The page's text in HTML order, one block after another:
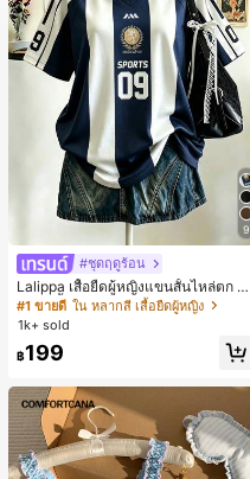
9
#ชุดฤดูร้อน
Lalippa เสื้อยืดผู้หญิงแขนสั้นไหล่ตก ค
อวีปกเสื้อ ลายพิมพ์ดิจิทัลลายทาง สไตล์
สปอร์ตแฟชั่นมินิมอล ของขวัญสำหรับเ
พื่อน
#1 ขายดี ใน หลากสี เสื้อยืดผู้หญิง
1k+ sold
฿199